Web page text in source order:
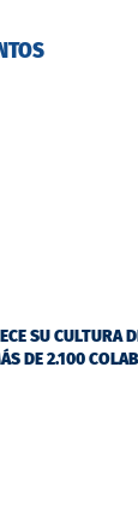
SU CULTURA
DE 2.100